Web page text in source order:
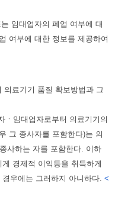
임대업자의 폐업 여부에 대
여부에 대한 정보를 제공하여
의료기기 품질 확보방법과 그
임대업자로부터 의료기기의
그 종사자를 포함한다)는 의
사하는 자를 포함한다. 이하
경제적 이익등을 취득하게
우에는 그러하지 아니하다. <